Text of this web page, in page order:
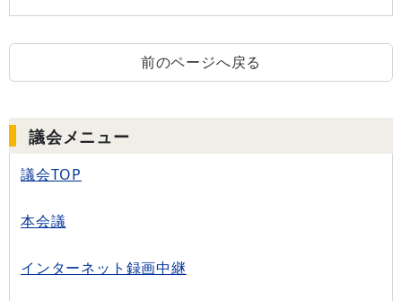
前のページへ戻る
議会メニュー
議会TOP
本会議
インターネット録画中継